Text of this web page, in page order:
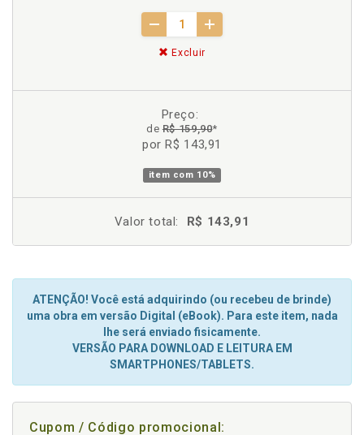
Excluir
Preço:
deR$ 159,90*
por R$ 143,91
item com 10%
Valor total: R$ 143,91
ATENÇÃO! Você está adquirindo (ou recebeu de brinde)
uma obra em versão Digital (eBook). Para este item, nada
lhe será enviado fisicamente.
VERSÃO PARA DOWNLOAD E LEITURA EM
SMARTPHONES/TABLETS.
Cupom / Código promocional: